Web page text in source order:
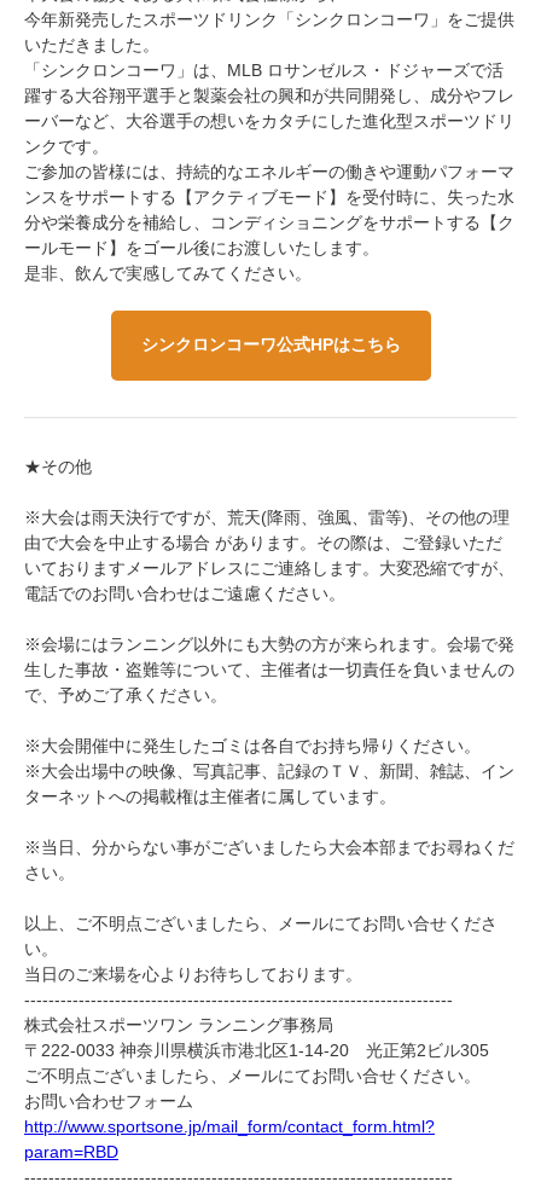
今年新発売したスポーツドリンク「シンクロンコーワ」をご提供
いただきました。
「シンクロンコーワ」は、MLB ロサンゼルス・ドジャーズで活
躍する大谷翔平選手と製薬会社の興和が共同開発し、成分やフレ
ーバーなど、大谷選手の想いをカタチにした進化型スポーツドリ
ンクです。
ご参加の皆様には、持続的なエネルギーの働きや運動パフォーマ
ンスをサポートする【アクティブモード】を受付時に、失った水
分や栄養成分を補給し、コンディショニングをサポートする【ク
ールモード】をゴール後にお渡しいたします。
是非、飲んで実感してみてください。
シンクロンコーワ公式HPはこちら
★その他
※大会は雨天決行ですが、荒天(降雨、強風、雷等)、その他の理
由で大会を中止する場合 があります。その際は、ご登録いただ
いておりますメールアドレスにご連絡します。大変恐縮ですが、
電話でのお問い合わせはご遠慮ください。
※会場にはランニング以外にも大勢の方が来られます。会場で発
生した事故・盗難等について、主催者は一切責任を負いませんの
で、予めご了承ください。
※大会開催中に発生したゴミは各自でお持ち帰りください。
※大会出場中の映像、写真記事、記録のＴＶ、新聞、雑誌、イン
ターネットへの掲載権は主催者に属しています。
※当日、分からない事がございましたら大会本部までお尋ねくだ
さい。
以上、ご不明点ございましたら、メールにてお問い合せくださ
い。
当日のご来場を心よりお待ちしております。
-----------------------------------------------------------------------
株式会社スポーツワン ランニング事務局
〒 222-0033 神奈川県横浜市港北区1-14-20 光正第2ビル305
ご不明点ございましたら、メールにてお問い合せください。
お問い合わせフォーム
http://www.sportsone.jp/mail_form/contact_form.html?
param=RBD
-----------------------------------------------------------------------